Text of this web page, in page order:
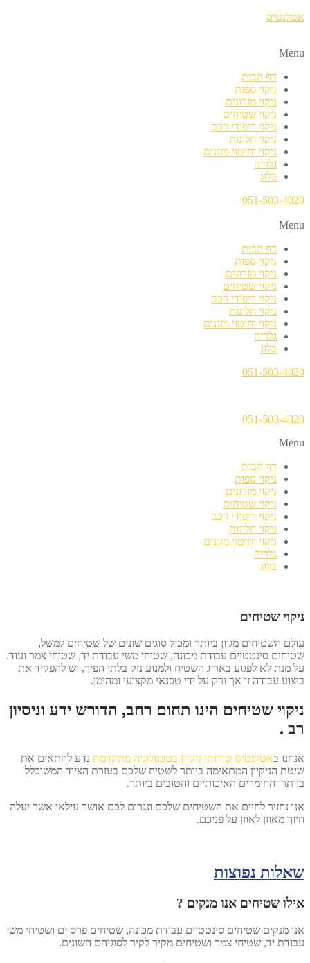
אטלנטיס
Menu
דף הבית
ניקוי ספות
ניקוי מזרונים
ניקוי שטיחים
ניקוי ריפודי רכב
ניקוי חלונות
ניקוי וחיטוי מזגנים
גלריה
בלוג
051-503-4020
Menu
דף הבית
ניקוי ספות
ניקוי מזרונים
ניקוי שטיחים
ניקוי ריפודי רכב
ניקוי חלונות
ניקוי וחיטוי מזגנים
גלריה
בלוג
051-503-4020
051-503-4020
Menu
דף הבית
ניקוי ספות
ניקוי מזרונים
ניקוי שטיחים
ניקוי ריפודי רכב
ניקוי חלונות
ניקוי וחיטוי מזגנים
גלריה
בלוג
ניקוי שטיחים
עולם השטיחים מגוון ביותר ומכיל סוגים שונים של שטיחים למשל,
שטיחים סינטטיים עבודת מכונה, שטיחי משי עבודת יד, שטיחי צמר ועוד.
על מנת לא לפגוע באריג השטיח ולמנוע נזק בלתי הפיך, יש להפקיד את
ביצוע עבודה זו אך ורק על ידי טכנאי מקצועי ומהימן.
ניקוי שטיחים הינו תחום רחב, הדורש ידע וניסיון
רב .
אנחנו באטלנטיס שירותי ניקיון בטכנולוגיה מתקדמת נדע להתאים את
שיטת הניקיון המתאימה ביותר לשטיח שלכם בעזרת הציוד המשוכלל
ביותר והחומרים האיכותיים והטובים ביותר.
אנו נחזיר לחיים את השטיחים שלכם ונגרום לכם אושר עילאי אשר יעלה
חיוך מאוזן לאוזן על פניכם.
שאלות נפוצות
אילו שטיחים אנו מנקים ?
אנו מנקים שטיחים סינטטיים עבודת מכונה, שטיחים פרסיים ושטיחי משי
עבודת יד, שטיחי צמר ושטיחים מקיר לקיר לסוגיהם השונים.